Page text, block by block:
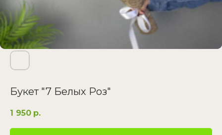
Букет "7 Белых Роз"
1 950 р.